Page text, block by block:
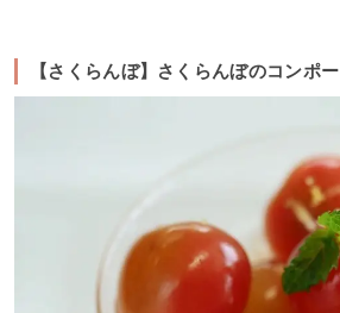
【さくらんぼ】さくらんぼのコンポー